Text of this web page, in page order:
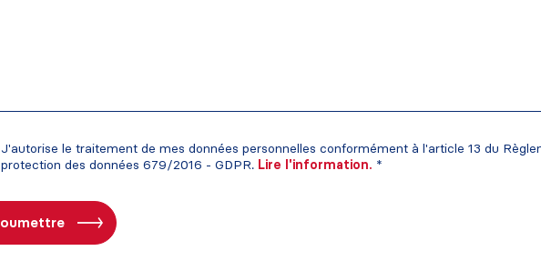
J'autorise le traitement de mes données personnelles conformément à l'article 13 du
protection des données 679/2016 - GDPR. Lire l'information. *